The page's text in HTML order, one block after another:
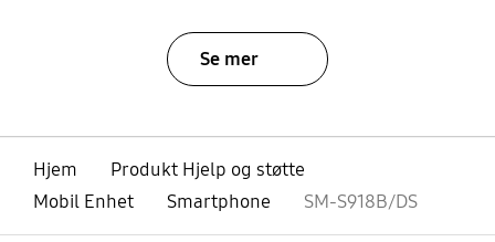
Se mer
Hjem
Produkt Hjelp og støtte
Mobil Enhet
Smartphone SM-S918B/DS